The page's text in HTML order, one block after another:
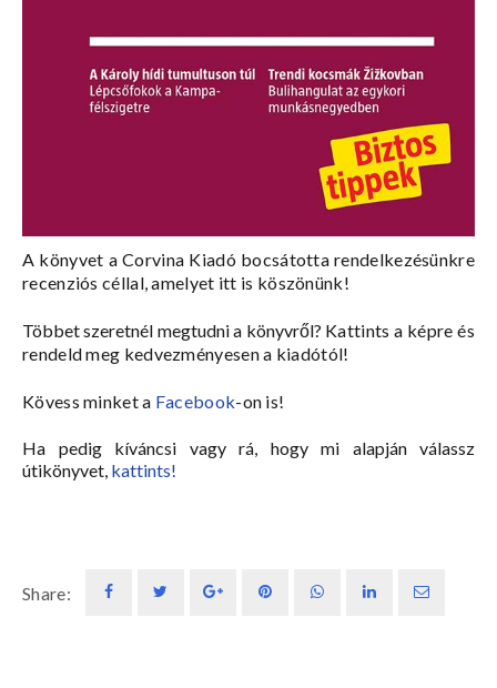
A könyvet a Corvina Kiadó bocsátotta rendelkezésünkre
recenziós céllal, amelyet itt is köszönünk!
Többet szeretnél megtudni a könyvről? Kattints a képre és
rendeld meg kedvezményesen a kiadótól!
Kövess minket a Facebook-on is!
Ha pedig kíváncsi vagy rá, hogy mi alapján válassz
útikönyvet, kattints!
Share: